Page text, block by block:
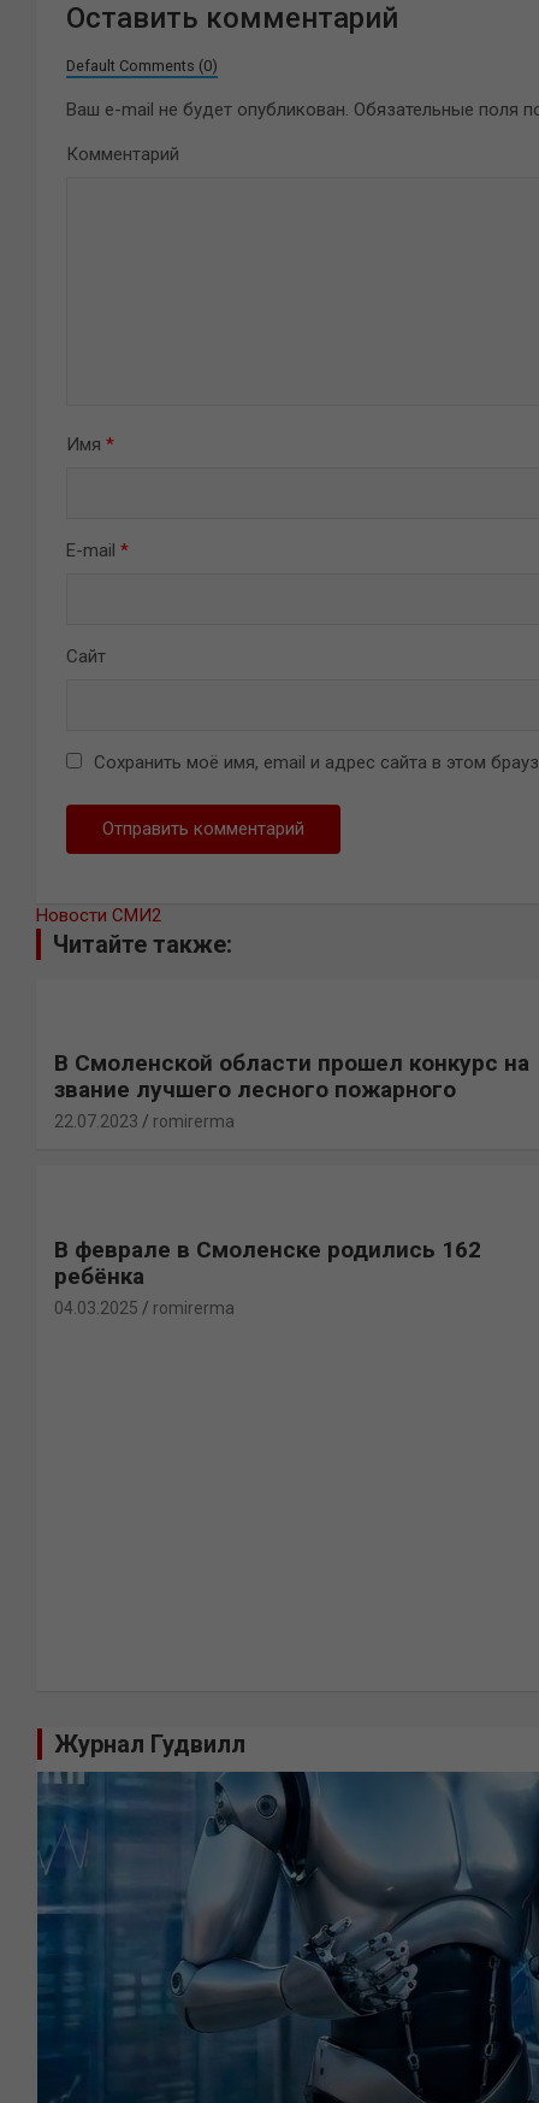
Оставить комментарий
Default Comments (0)
Ваш e-mail не будет опубликован. Обязательные поля
Комментарий
Имя *
E-mail *
Сайт
Сохранить моё имя, email и адрес сайта в этом
Новости СМИ2
Читайте также:
В Смоленской области прошел конкурс на
звание лучшего лесного пожарного
22.07.2023 romirerma
В феврале в Смоленске родились 162
ребёнка
04.03.2025 romirerma
Журнал Гудвилл